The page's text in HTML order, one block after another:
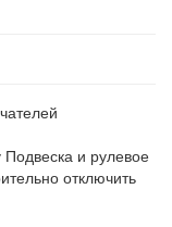
и рулевое
отключить